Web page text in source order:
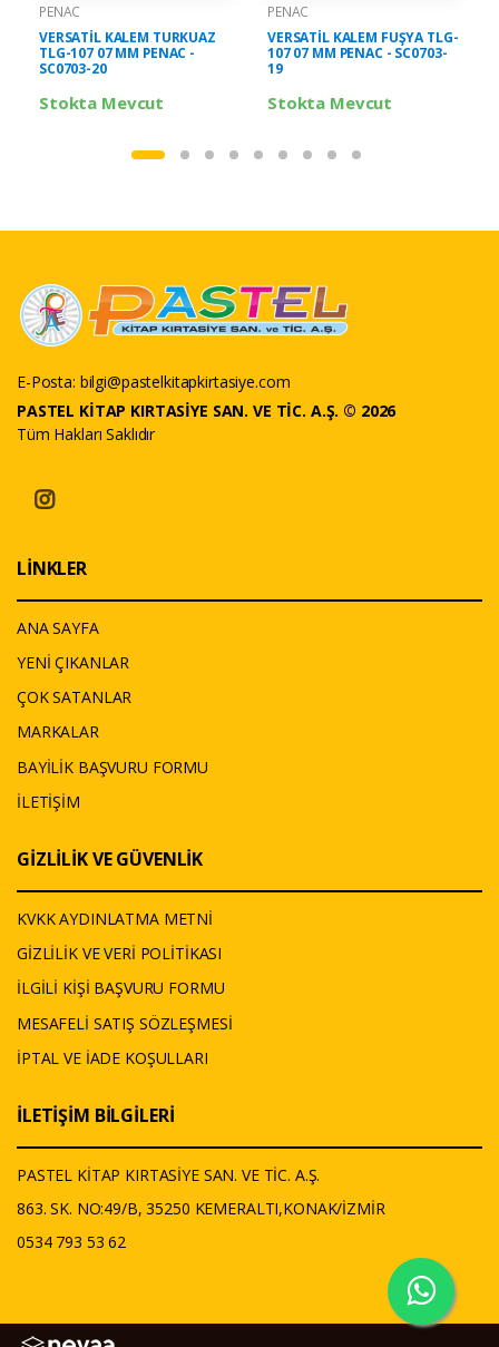
PENAC
VERSATİL KALEM TURKUAZ
TLG-107 07 MM PENAC -
SC0703-20
Stokta Mevcut
PENAC
VERSATİL KALEM FUŞYA TLG-
107 07 MM PENAC - SC0703-
19
Stokta Mevcut
E-Posta: bilgi@pastelkitapkirtasiye.com
PASTEL KİTAP KIRTASİYE SAN. VE TİC. A.Ş. © 2026
Tüm Hakları Saklıdır
LİNKLER
ANA SAYFA
YENİ ÇIKANLAR
ÇOK SATANLAR
MARKALAR
BAYİLİK BAŞVURU FORMU
İLETİŞİM
GİZLİLİK VE GÜVENLİK
KVKK AYDINLATMA METNİ
GİZLİLİK VE VERİ POLİTİKASI
İLGİLİ KİŞİ BAŞVURU FORMU
MESAFELİ SATIŞ SÖZLEŞMESİ
İPTAL VE İADE KOŞULLARI
İLETİŞİM BİLGİLERİ
PASTEL KİTAP KIRTASİYE SAN. VE TİC. A.Ş.
863. SK. NO:49/B, 35250 KEMERALTI,KONAK/İZMİR
0534 793 53 62